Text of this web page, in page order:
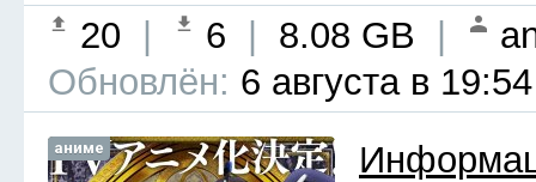
20 6 8.08 GB
Обновлён: 6 августа в 19:54
аниме